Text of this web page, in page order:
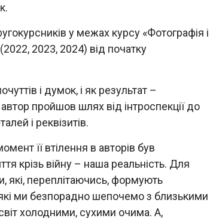
у межах курсу «Фотографія і
2023, 2024) від початку
і думок, і як результат –
пройшов шлях від інтроспекції до
і реквізитів.
її втілення в авторів був
крізь війну – наша реальність. Для
які, переплітаючись, формують
ми безпорадно шепочемо з близькими
холодними, сухими очима. А,